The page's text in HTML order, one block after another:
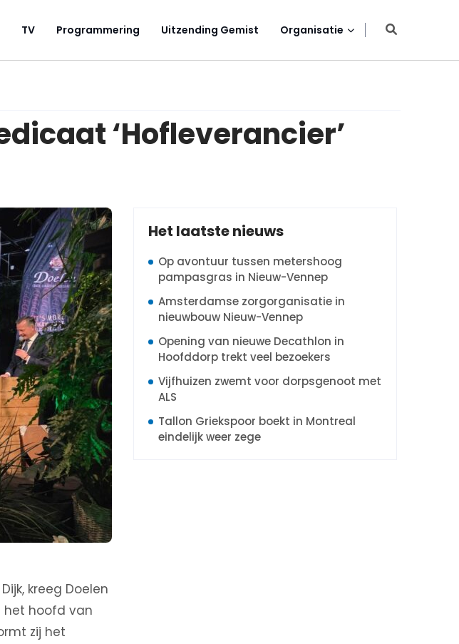
TV Programmering Uitzending Gemist Organisatie
‘Hofleverancier’
kreeg Doelen
het hoofd van
zij het
Het laatste nieuws
Op avontuur tussen metershoog
pampasgras in Nieuw-Vennep
Amsterdamse zorgorganisatie in
nieuwbouw Nieuw-Vennep
Opening van nieuwe Decathlon in
Hoofddorp trekt veel bezoekers
Vijfhuizen zwemt voor dorpsgenoot met
ALS
Tallon Griekspoor boekt in Montreal
eindelijk weer zege